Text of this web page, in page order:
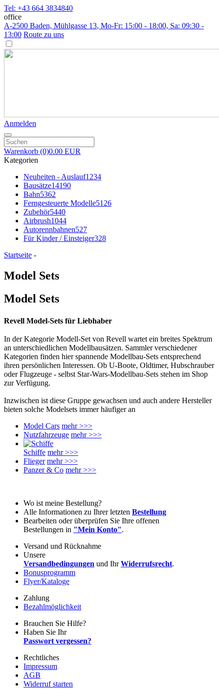
Tel: +43 664 3834840
office
A-2500 Baden, Mühlgasse 13, Mo-Fr: 15:00 - 18:00, Sa: 09:30 -
13:00 Route zu uns
Anmelden
Warenkorb (0)0.00 EUR
Kategorien
Neuheiten - Auslauf1234
Bausätze14190
Bahn5362
Ferngesteuerte Modelle5126
Zubehör5440
Airbrush1044
Autorennbahnen527
Für Kinder / Einsteiger328
Startseite -
Model Sets
Model Sets
Revell Model-Sets für Liebhaber
In der Kategorie Modell-Set von Revell wartet ein breites Spektrum
an unterschiedlichen Modellbausätzen. Sammler verschiedener
Kategorien finden hier spannende Modellbau-Sets entsprechend
ihren persönlichen Interessen. Ob U-Boote, Oldtimer, Hubschrauber
oder Flugzeuge - selbst Star-Wars-Modellbau-Sets stehen im Shop
zur Verfügung.
Inzwischen ist diese Gruppe gewachsen und auch andere Hersteller
bieten solche Modelsets immer häufiger an
Model Cars mehr >>>
Nutzfahrzeuge mehr >>>
Schiffe mehr >>>
Flieger mehr >>>
Panzer & Co mehr >>>
Wo ist meine Bestellung?
Alle Informationen zu Ihrer letzten Bestellung
Bearbeiten oder überprüfen Sie Ihre offenen
Bestellungen in "Mein Konto".
Versand und Rücknahme
Unsere
Versandbedingungen und IhrWiderrufsrecht.
Bonusprogramm
Flyer/Kataloge
Zahlung
Bezahlmöglichkeit
Brauchen Sie Hilfe?
Haben Sie Ihr
Passwort vergessen?
Rechtliches
Impressum
AGB
Widerruf starten